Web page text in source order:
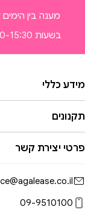
מענה בין
בשעות 08:30-15:30
מידע כללי
תקנונים
פרטי יצירת קשר
09-9510100